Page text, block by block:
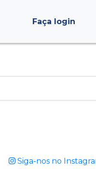
Faça login
Siga-nos no